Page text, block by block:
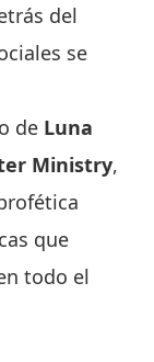
del
se
de Luna
Ministry,
que
todo el